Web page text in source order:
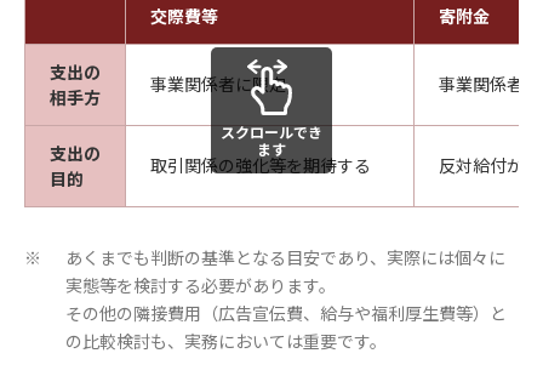
交際費等 寄附金
支出の
相手方
事業関係者に限定 事業関係者
支出の
目的
取引関係の強化等を期待する 反対給付が
スクロールでき
ます
※
あくまでも判断の基準となる目安であり、実際には個々に
実態等を検討する必要があります。
その他の隣接費用（広告宣伝費、給与や福利厚生費等）と
の比較検討も、実務においては重要です。